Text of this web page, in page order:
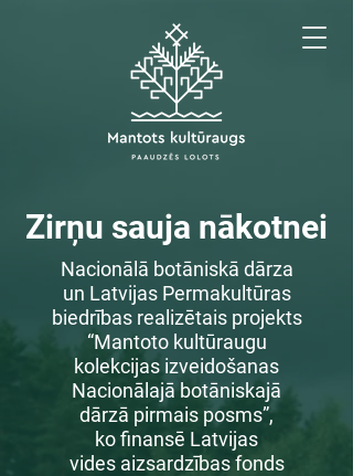
Zirņu sauja nākotnei
Nacionālā botāniskā dārza
un Latvijas Permakultūras
biedrības realizētais projekts
“Mantoto kultūraugu
kolekcijas izveidošanas
Nacionālajā botāniskajā
dārzā pirmais posms”,
ko finansē Latvijas
vides aizsardzības fonds